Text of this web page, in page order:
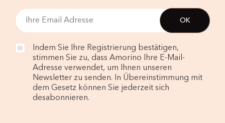
Indem Sie Ihre Registrierung bestätigen,
stimmen Sie zu, dass Amorino Ihre E-Mail-
Adresse verwendet, um Ihnen unseren
Newsletter zu senden. In Übereinstimmung mit
dem Gesetz können Sie jederzeit sich
desabonnieren.